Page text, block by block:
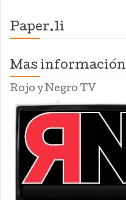
Paper.li
Mas información
Rojo y Negro TV